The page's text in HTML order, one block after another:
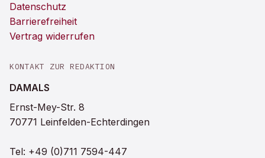
Datenschutz
Barrierefreiheit
Vertrag widerrufen
KONTAKT ZUR REDAKTION
DAMALS
Ernst-Mey-Str. 8
70771 Leinfelden-Echterdingen
Tel: +49 (0)711 7594-447